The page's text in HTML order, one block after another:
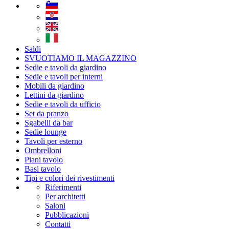
Saldi
SVUOTIAMO IL MAGAZZINO
Sedie e tavoli da giardino
Sedie e tavoli per interni
Mobili da giardino
Lettini da giardino
Sedie e tavoli da ufficio
Set da pranzo
Sgabelli da bar
Sedie lounge
Tavoli per esterno
Ombrelloni
Piani tavolo
Basi tavolo
Tipi e colori dei rivestimenti
Riferimenti
Per architetti
Saloni
Pubblicazioni
Contatti